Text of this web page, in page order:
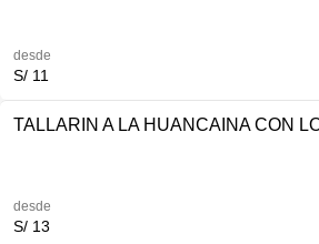
desde
S/ 11
TALLARIN A LA HUANCAINA CON
desde
S/ 13